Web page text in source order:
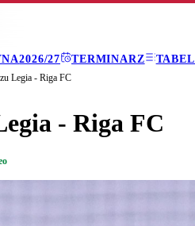
2026/27 TERMINARZ
Legia - Riga FC
- Riga FC